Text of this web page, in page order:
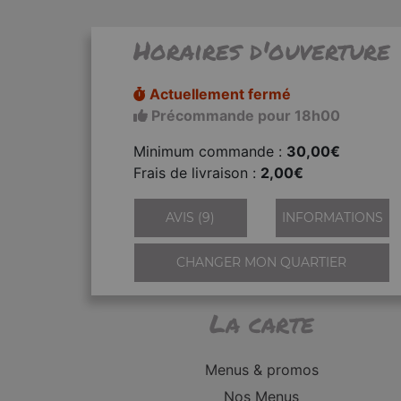
Horaires d'ouverture
Actuellement fermé
Précommande pour 18h00
Minimum commande : 30,00€
Frais de livraison : 2,00€
AVIS (9) INFORMATIONS
CHANGER MON QUARTIER
La carte
Menus & promos
Nos Menus